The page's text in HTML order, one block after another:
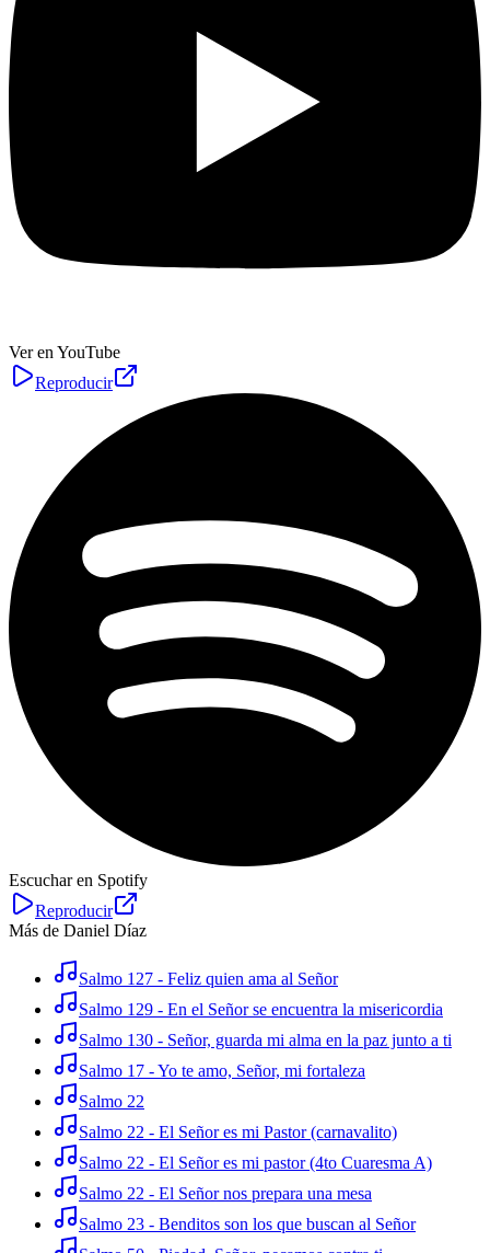
Ver en YouTube
Reproducir
Escuchar en Spotify
Reproducir
Más de Daniel Díaz
Salmo 127 - Feliz quien ama al Señor
Salmo 129 - En el Señor se encuentra la misericordia
Salmo 130 - Señor, guarda mi alma en la paz junto a ti
Salmo 17 - Yo te amo, Señor, mi fortaleza
Salmo 22
Salmo 22 - El Señor es mi Pastor (carnavalito)
Salmo 22 - El Señor es mi pastor (4to Cuaresma A)
Salmo 22 - El Señor nos prepara una mesa
Salmo 23 - Benditos son los que buscan al Señor